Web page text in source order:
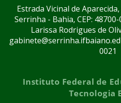
Estrada Vicinal de
Serrinha - Bahia, CEP:
Larissa Rodrigues de
0021
Instituto Federal de
Tecnologia